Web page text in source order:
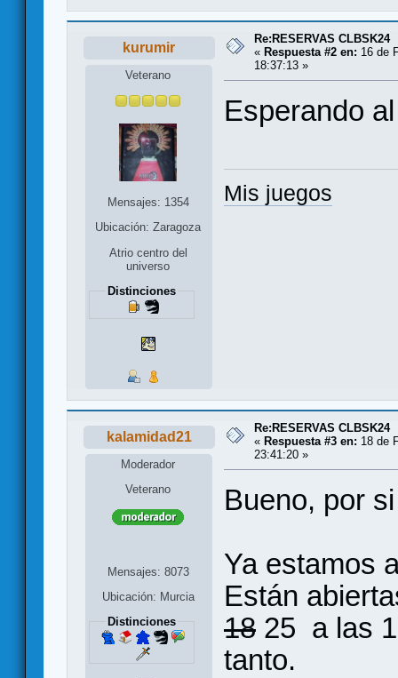
kurumir
Veterano
Mensajes: 1354
Ubicación: Zaragoza
Atrio centro del
universo
Distinciones
Re:RESERVAS CLBSK24
« Respuesta #2 en: 16 de
18:37:13 »
Esperando
Mis juegos
kalamidad21
Moderador
Veterano
Mensajes: 8073
Ubicación: Murcia
Distinciones
Re:RESERVAS CLBSK24
« Respuesta #3 en: 18 de
23:41:20 »
Bueno, por
Ya estamos
Están
18 25 a las
tanto.